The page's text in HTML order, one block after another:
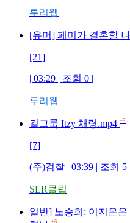
루리웹
[유머] 페미가 결혼할
[21]
| 03:29 | 조회 0 |
루리웹
걸그룹 Itzy 채령.mp4 +5
[7]
(주)검찰 | 03:39 | 조회 5
SLR클럽
일반] 노승희: 이지은
+5